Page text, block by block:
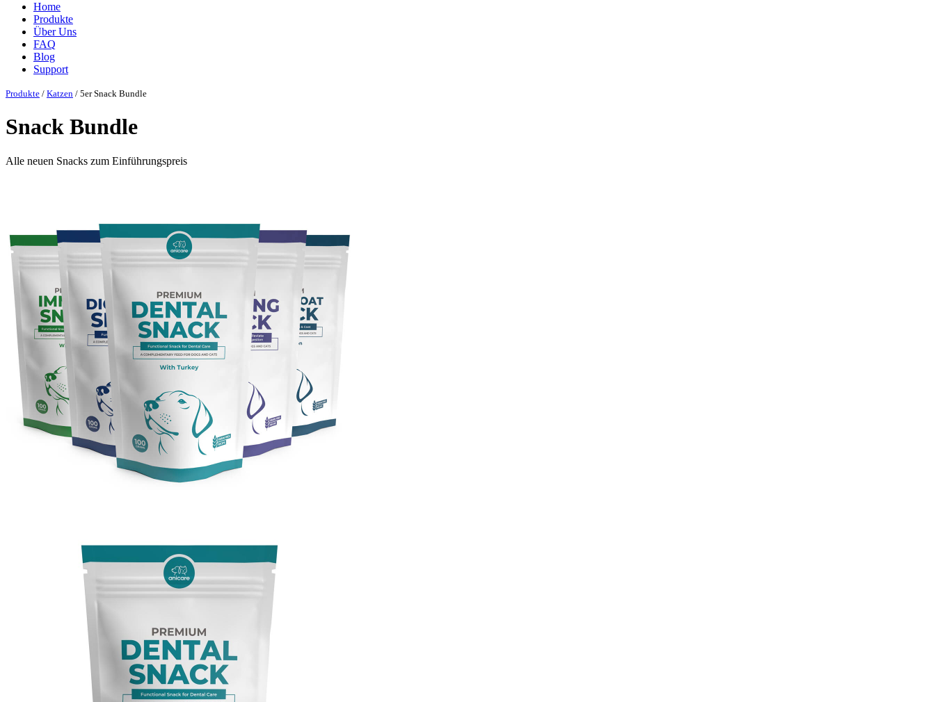
Home
Produkte
Über Uns
FAQ
Blog
Support
Produkte / Katzen / 5er Snack Bundle
Snack Bundle
Alle neuen Snacks zum Einführungspreis